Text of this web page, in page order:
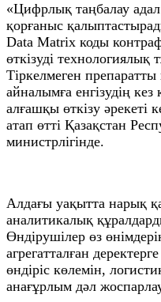
«Цифрлық таңбалау
қорғаныс
Data Matrix коды
өткізуді
Тіркелмеген
айналымға енгізудің
алғашқы өткізу әрекеті
атап өтті Қазақстан
министрлігінде.
Алдағы уақытта нарық
аналитикалық
Өндірушілер өз
агрегатталған
өндіріс көлемін,
анағұрлым дәл